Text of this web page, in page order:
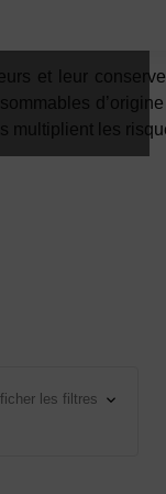
et leur
multiplient les
les filtres